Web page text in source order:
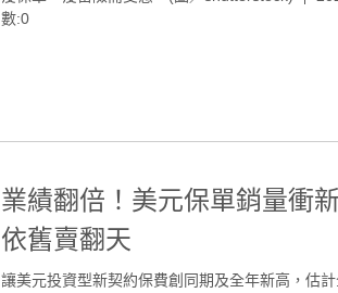
數:0
業績翻倍！美元保單銷量
依舊賣翻天
讓美元投資型新契約保費創同期及全年新高，估